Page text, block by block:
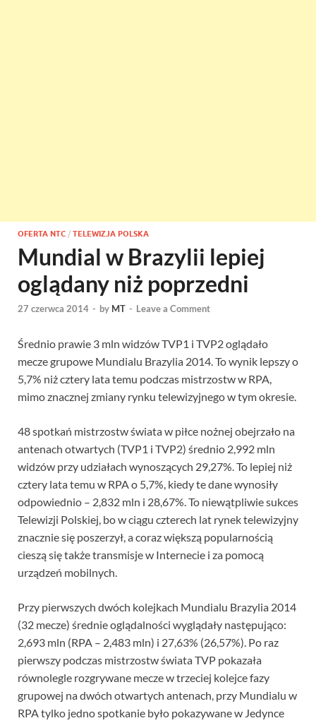
OFERTA NTC / TELEWIZJA POLSKA
Mundial w Brazylii lepiej
oglądany niż poprzedni
27 czerwca 2014 - by MT - Leave a Comment
Średnio prawie 3 mln widzów TVP1 i TVP2 oglądało
mecze grupowe Mundialu Brazylia 2014. To wynik lepszy o
5,7% niż cztery lata temu podczas mistrzostw w RPA,
mimo znacznej zmiany rynku telewizyjnego w tym okresie.
48 spotkań mistrzostw świata w piłce nożnej obejrzało na
antenach otwartych (TVP1 i TVP2) średnio 2,992 mln
widzów przy udziałach wynoszących 29,27%. To lepiej niż
cztery lata temu w RPA o 5,7%, kiedy te dane wynosiły
odpowiednio – 2,832 mln i 28,67%. To niewątpliwie sukces
Telewizji Polskiej, bo w ciągu czterech lat rynek telewizyjny
znacznie się poszerzył, a coraz większą popularnością
cieszą się także transmisje w Internecie i za pomocą
urządzeń mobilnych.
Przy pierwszych dwóch kolejkach Mundialu Brazylia 2014
(32 mecze) średnie oglądalności wyglądały następująco:
2,693 mln (RPA – 2,483 mln) i 27,63% (26,57%). Po raz
pierwszy podczas mistrzostw świata TVP pokazała
równolegle rozgrywane mecze w trzeciej kolejce fazy
grupowej na dwóch otwartych antenach, przy Mundialu w
RPA tylko jedno spotkanie było pokazywane w Jedynce